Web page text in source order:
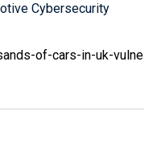
Cybersecurity
of-cars-in-uk-vulne